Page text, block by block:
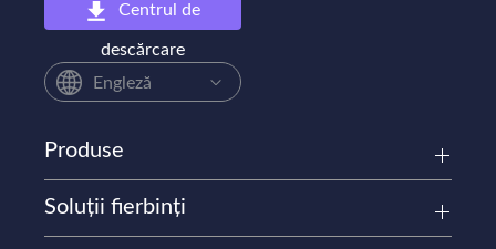
Centrul de
descărcare
Engleză
Produse
Soluții fierbinți